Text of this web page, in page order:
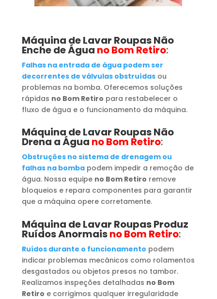
Máquina de Lavar RoupasNão
Enche de Água no Bom Retiro:
Falhas na entrada de água podem ser
decorrentes de válvulas obstruídasou
problemas na bomba. Oferecemos soluções
rápidas no Bom Retiro para restabelecer o
fluxo de água e o funcionamento da máquina.
Máquina de Lavar RoupasNão
Drena a Água no Bom Retiro:
Obstruções no sistema de drenagem ou
falhas na bombapodem impedir a remoção de
água. Nossa equipe no Bom Retiro remove
bloqueios e repara componentes para garantir
que a máquina opere corretamente.
Máquina de Lavar RoupasProduz
Ruídos Anormaisno Bom Retiro:
Ruídos durante o funcionamento podem
indicar problemas mecânicos como rolamentos
desgastados ou objetos presos no tambor.
Realizamos inspeções detalhadas no Bom
Retiro e corrigimos qualquer irregularidade